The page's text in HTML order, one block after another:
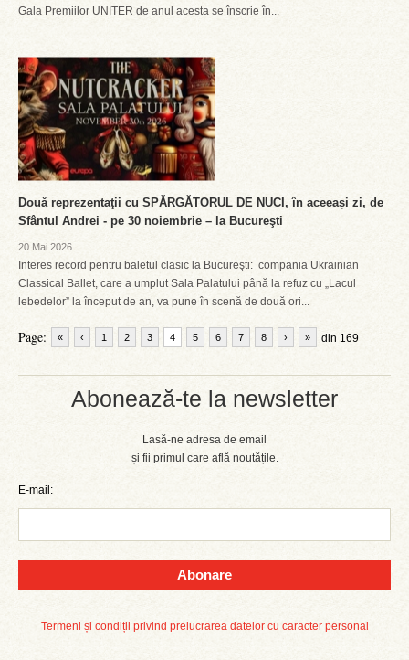
Abonează-te la newsletter
Lasă-ne adresa de email
și fii primul care află noutățile.
E-mail:
Abonare
Termeni și condiții privind prelucrarea datelor cu caracter personal
Gala Premiilor UNITER de anul acesta se înscrie în...
Două reprezentaţii cu SPĂRGĂTORUL DE NUCI, în aceeași zi, de
Sfântul Andrei - pe 30 noiembrie – la Bucureşti
20 Mai 2026
Interes record pentru baletul clasic la Bucureşti: compania Ukrainian
Classical Ballet, care a umplut Sala Palatului până la refuz cu „Lacul
lebedelor” la început de an, va pune în scenă de două ori...
Page: « ‹ 1 2 3 4 5 6 7 8 din 169
› »